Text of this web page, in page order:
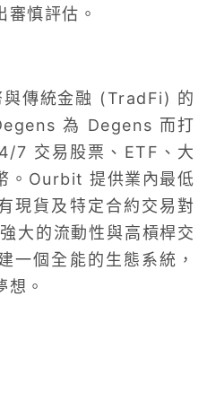
審慎評估。
傳統金融 (TradFi) 的
為 Degens 而打
7 交易股票、ETF、大
。Ourbit 提供業內最低
現貨及特定合約交易對
大的流動性與高槓桿交
一個全能的生態系統，
想。